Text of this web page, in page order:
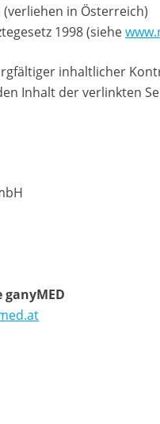
in Österreich)
1998 (siehe
inhaltlicher
Inhalt der verlinkten